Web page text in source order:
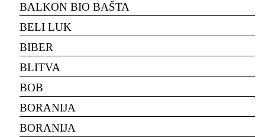
BALKON BIO BAŠTA
BELI LUK
BIBER
BLITVA
BOB
BORANIJA
BORANIJA